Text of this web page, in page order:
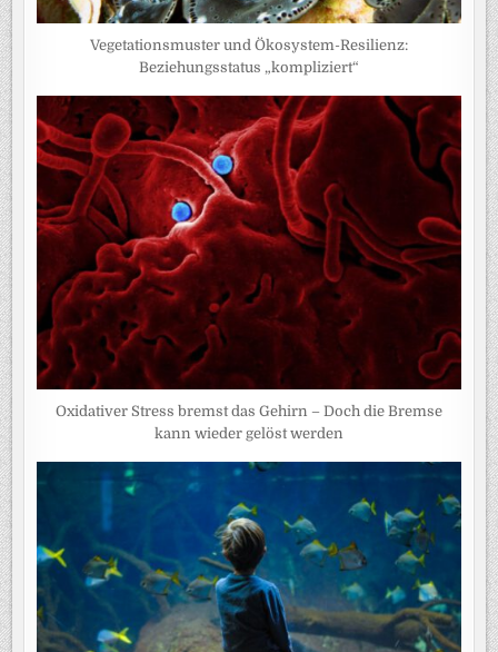
Vegetationsmuster und Ökosystem-Resilienz:
Beziehungsstatus „kompliziert“
Oxidativer Stress bremst das Gehirn – Doch die Bremse
kann wieder gelöst werden